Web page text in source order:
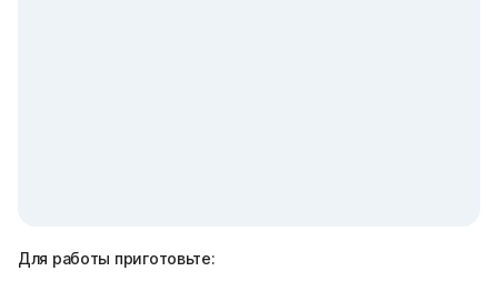
Для работы приготовьте: